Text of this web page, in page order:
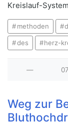
Kreislauf-System
methoden
des herz-
—
Weg zur